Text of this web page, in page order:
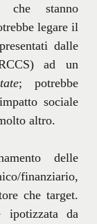
che stanno
legare il
dalle
ad un
; potrebbe
sociale
altro.
delle
finanziario,
che target.
ipotizzata da